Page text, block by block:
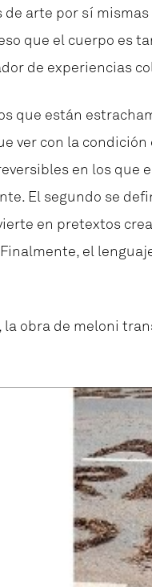
de arte por sí
que el cuerpo es
de experiencias
que están
ver con la
en los que
El segundo se
en pretextos
el
la obra de meloni